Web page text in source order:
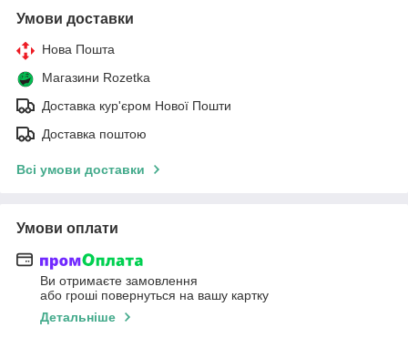
Умови доставки
Нова Пошта
Магазини Rozetka
Доставка кур'єром Нової Пошти
Доставка поштою
Всі умови доставки
Умови оплати
Ви отримаєте замовлення
або гроші повернуться на вашу картку
Детальніше